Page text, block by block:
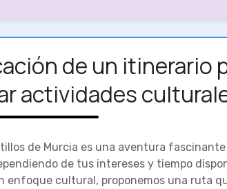
de un itinerario
actividades
de Murcia es una aventura
de tus intereses y tiempo
enfoque cultural, proponemos una ruta